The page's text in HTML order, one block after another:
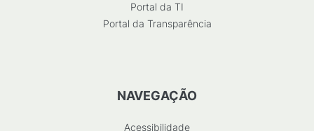
Portal da TI
Portal da Transparência
NAVEGAÇÃO
Acessibilidade